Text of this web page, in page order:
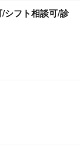
/シフト相談可/診